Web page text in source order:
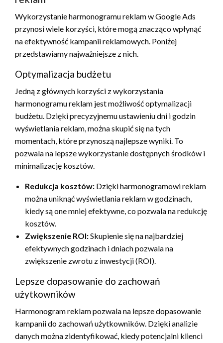
Wykorzystanie harmonogramu reklam w Google Ads
przynosi wiele korzyści, które mogą znacząco wpłynąć
na efektywność kampanii reklamowych. Poniżej
przedstawiamy najważniejsze z nich.
Optymalizacja budżetu
Jedną z głównych korzyści z wykorzystania
harmonogramu reklam jest możliwość optymalizacji
budżetu. Dzięki precyzyjnemu ustawieniu dni i godzin
wyświetlania reklam, można skupić się na tych
momentach, które przynoszą najlepsze wyniki. To
pozwala na lepsze wykorzystanie dostępnych środków i
minimalizację kosztów.
Redukcja kosztów: Dzięki harmonogramowi reklam
można uniknąć wyświetlania reklam w godzinach,
kiedy są one mniej efektywne, co pozwala na redukcję
kosztów.
Zwiększenie ROI:Skupienie się na najbardziej
efektywnych godzinach i dniach pozwala na
zwiększenie zwrotu z inwestycji (ROI).
Lepsze dopasowanie do zachowań
użytkowników
Harmonogram reklam pozwala na lepsze dopasowanie
kampanii do zachowań użytkowników. Dzięki analizie
danych można zidentyfikować, kiedy potencjalni klienci